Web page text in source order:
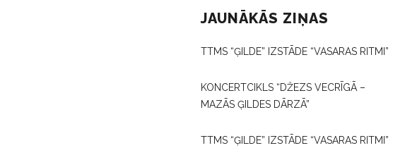
JAUNĀKĀS ZIŅAS
TTMS “ĢILDE” IZSTĀDE “VASARAS RITMI”
KONCERTCIKLS “DŽEZS VECRĪGĀ –
MAZĀS ĢILDES DĀRZĀ”
TTMS “ĢILDE” IZSTĀDE “VASARAS RITMI”